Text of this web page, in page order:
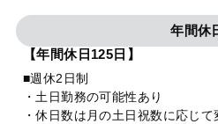
年間休
【年間休日125日】
■週休2日制
・土日勤務の可能性あり
・休日数は月の土日祝数に応じて